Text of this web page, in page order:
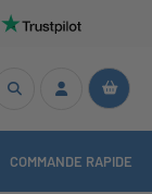
COMMANDE RAPIDE